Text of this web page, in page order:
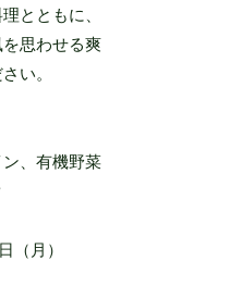
とともに、
思わせる爽
い。
、有機野菜
（月）